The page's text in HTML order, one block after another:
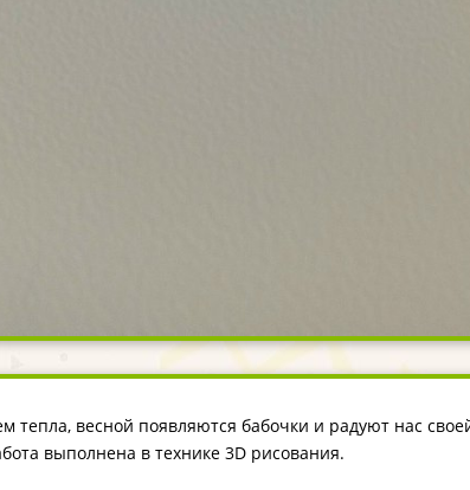
тепла, весной появляются бабочки и радуют нас
выполнена в технике 3D рисования.